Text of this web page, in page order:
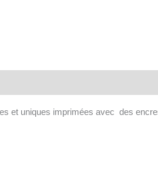
et uniques imprimées avec des